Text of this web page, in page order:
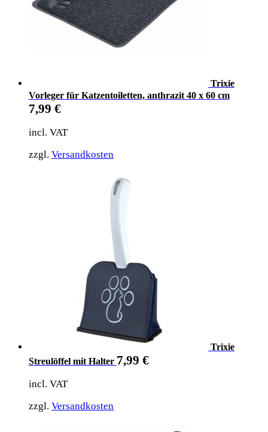
Trixie
Vorleger für Katzentoiletten, anthrazit 40 x 60 cm
7,99 €
incl. VAT
zzgl. Versandkosten
Trixie
Streulöffel mit Halter 7,99 €
incl. VAT
zzgl. Versandkosten